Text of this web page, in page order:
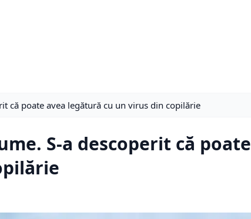
că poate avea legătură cu un virus din copilărie
S-a descoperit că poate